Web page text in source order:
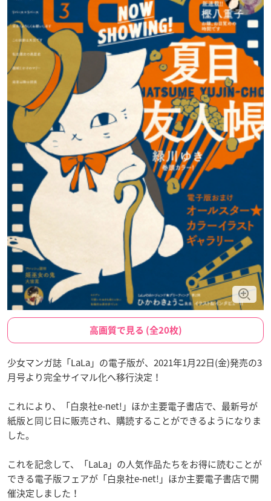
高画質で見る (全20枚)
少女マンガ誌「LaLa」の電子版が、2021年1月22日(金)発売の3
月号より完全サイマル化へ移行決定！
これにより、「白泉社e-net!」ほか主要電子書店で、最新号が
紙版と同じ日に販売され、購読することができるようになりま
した。
これを記念して、「LaLa」の人気作品たちをお得に読むことが
できる電子版フェアが「白泉社e-net!」ほか主要電子書店で開
催決定しました！